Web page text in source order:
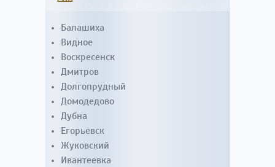
Балашиха
Видное
Воскресенск
Дмитров
Долгопрудный
Домодедово
Дубна
Егорьевск
Жуковский
Ивантеевка